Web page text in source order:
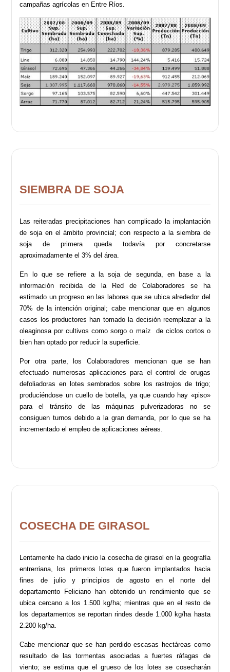
campañas agrícolas en Entre Ríos.
SIEMBRA DE SOJA
Las reiteradas precipitaciones han complicado la implantación
de soja en el ámbito provincial; con respecto a la siembra de
soja de primera queda todavía por concretarse
aproximadamente el 3% del área.
En lo que se refiere a la soja de segunda, en base a la
información recibida de la Red de Colaboradores se ha
estimado un progreso en las labores que se ubica alrededor del
70% de la intención original; cabe mencionar que en algunos
casos los productores han tomado la decisión reemplazar a la
oleaginosa por cultivos como sorgo o maíz de ciclos cortos o
bien han optado por reducir la superficie.
Por otra parte, los Colaboradores mencionan que se han
efectuado numerosas aplicaciones para el control de orugas
defoliadoras en lotes sembrados sobre los rastrojos de trigo;
produciéndose un cuello de botella, ya que cuando hay «piso»
para el tránsito de las máquinas pulverizadoras no se
consiguen turnos debido a la gran demanda, por lo que se ha
incrementado el empleo de aplicaciones aéreas.
COSECHA DE GIRASOL
Lentamente ha dado inicio la cosecha de girasol en la geografía
entrerriana, los primeros lotes que fueron implantados hacia
fines de julio y principios de agosto en el norte del
departamento Feliciano han obtenido un rendimiento que se
ubica cercano a los 1.500 kg/ha; mientras que en el resto de
los departamentos se reportan rindes desde 1.000 kg/ha hasta
2.200 kg/ha.
Cabe mencionar que se han perdido escasas hectáreas como
resultado de las tormentas asociadas a fuertes ráfagas de
viento; se estima que el grueso de los lotes se cosecharán